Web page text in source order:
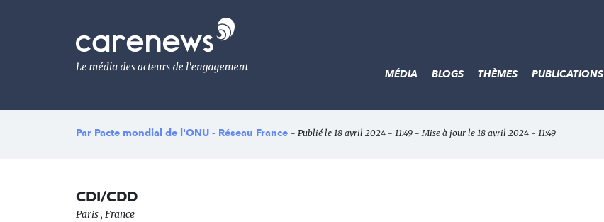
Le
média
de
l'engagement
MÉDIA BLOGS THÈMES PUBLICATIONS
Par Pacte mondial de l'ONU - Réseau France - Publié le 18 avril 2024 - 11:49 - Mise à jour le 18 avril 2024 - 11:49
CDI/CDD
Paris , France